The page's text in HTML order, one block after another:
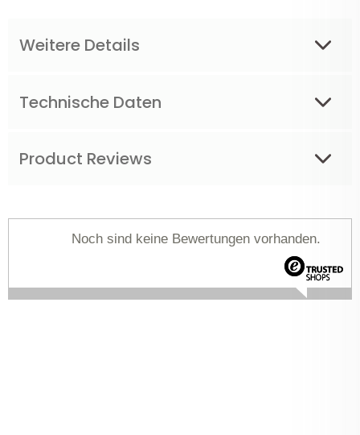
Weitere Details
Technische Daten
Product Reviews
Noch sind keine Bewertungen vorhanden.